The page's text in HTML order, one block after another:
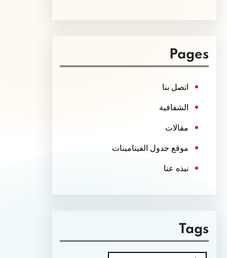
Pages
اتصل بنا
الشفافية
مقالات
موقع جدول الفيتامينات
نبذه عنا
Tags